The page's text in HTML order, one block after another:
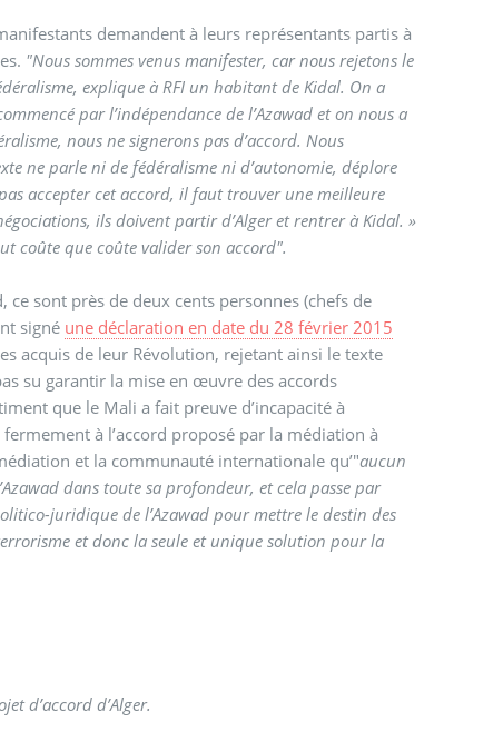
demandent à leurs représentants partis à
"Nous sommes venus manifester, car nous rejetons le
explique à RFI un habitant de Kidal. On a
par l’indépendance de l’Azawad et on nous a
nous ne signerons pas d’accord. Nous
ne parle ni de fédéralisme ni d’autonomie, déplore
accepter cet accord, il faut trouver une meilleure
ils doivent partir d’Alger et rentrer à Kidal. »
coûte que coûte valider son accord".
sont près de deux cents personnes (chefs de
signé une déclaration en date du 28 février 2015
acquis de leur Révolution, rejetant ainsi le texte
su garantir la mise en œuvre des accords
que le Mali a fait preuve d’incapacité à
à l’accord proposé par la médiation à
et la communauté internationale qu’"aucun
dans toute sa profondeur, et cela passe par
juridique de l’Azawad pour mettre le destin des
et donc la seule et unique solution pour la
d’accord d’Alger.